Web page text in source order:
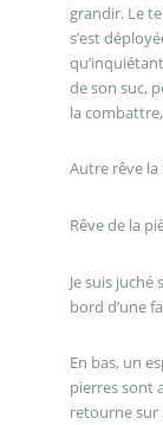
grandir. Le
s’est
de son suc,
la
Autre rêve
Rêve de la
Je suis
bord d’une
En bas, un
pierres sont
retourne sur